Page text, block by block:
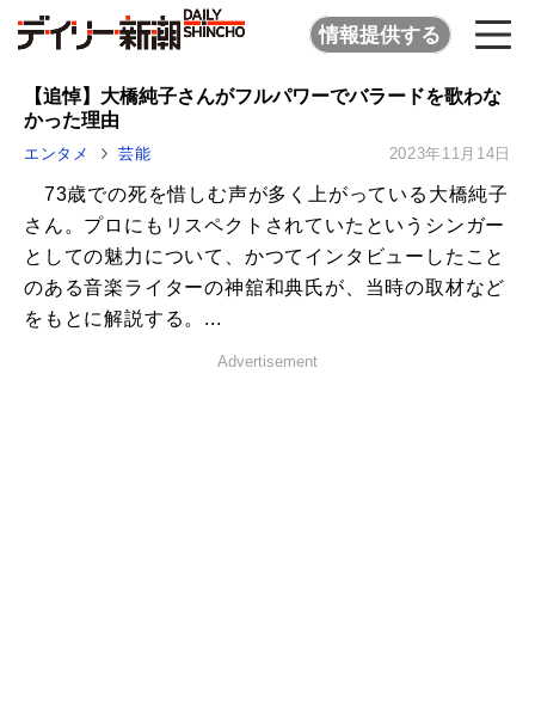
情報提供する
【追悼】大橋純子さんがフルパワーでバラードを歌わな
かった理由
エンタメ 芸能 2023年11月14日
73歳での死を惜しむ声が多く上がっている大橋純子
さん。プロにもリスペクトされていたというシンガー
としての魅力について、かつてインタビューしたこと
のある音楽ライターの神舘和典氏が、当時の取材など
をもとに解説する。...
Advertisement